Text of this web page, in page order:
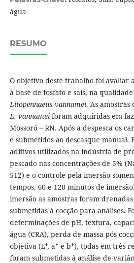
água
RESUMO
O objetivo deste trabalho foi avaliar
à base de fosfato e sais, na
Litopennaeus vannamei. As amostras
L. vannameiforam adquiridas em
Mossoró – RN. Após a despesca os
e submetidos ao descasque manual.
aditivos utilizados na indústria de
pescado nas concentrações de 5%
512) e o controle pela imersão
tempos, 60 e 120 minutos de
imersão as amostras foram
submetidas à cocção para análises.
determinações de pH, textura,
água (CRA), perda de massa pós
objetiva (L*, a* e b*), todas em três
foram submetidas à análise de